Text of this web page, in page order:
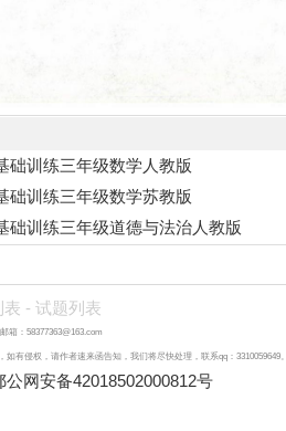
础训练三年级数学人教版
础训练三年级数学苏教版
础训练三年级道德与法治人教版
表 - 试题列表
箱：58377363@163.com
有侵权，请作者速来函告知，我们将尽快处理，联系qq：3310059649。
公网安备42018502000812号